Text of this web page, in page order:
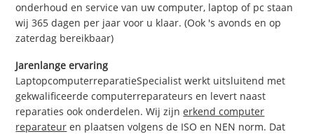
onderhoud en service van uw computer, laptop of pc staan
wij 365 dagen per jaar voor u klaar. (Ook 's avonds en op
zaterdag bereikbaar)
Jarenlange ervaring
LaptopcomputerreparatieSpecialist werkt uitsluitend met
gekwalificeerde computerreparateurs en levert naast
reparaties ook onderdelen. Wij zijnerkend computer
reparateur en plaatsen volgens de ISO en NEN norm. Dat